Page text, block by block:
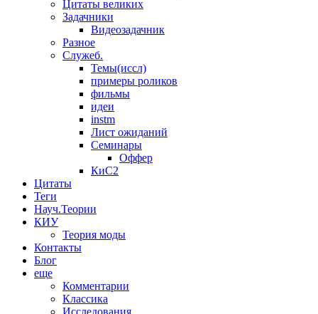
Цитаты великих
Задачники
Видеозадачник
Разное
Служеб.
Темы(иссл)
примеры роликов
фильмы
идеи
instm
Лист ожиданий
Семинары
Оффер
КиС2
Цитаты
Теги
Науч.Теории
КИУ
Теория моды
Контакты
Блог
еще
Комментарии
Классика
Исследования